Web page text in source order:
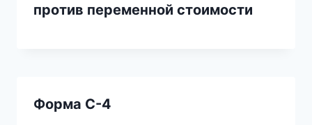
против переменной стоимости
Форма С-4